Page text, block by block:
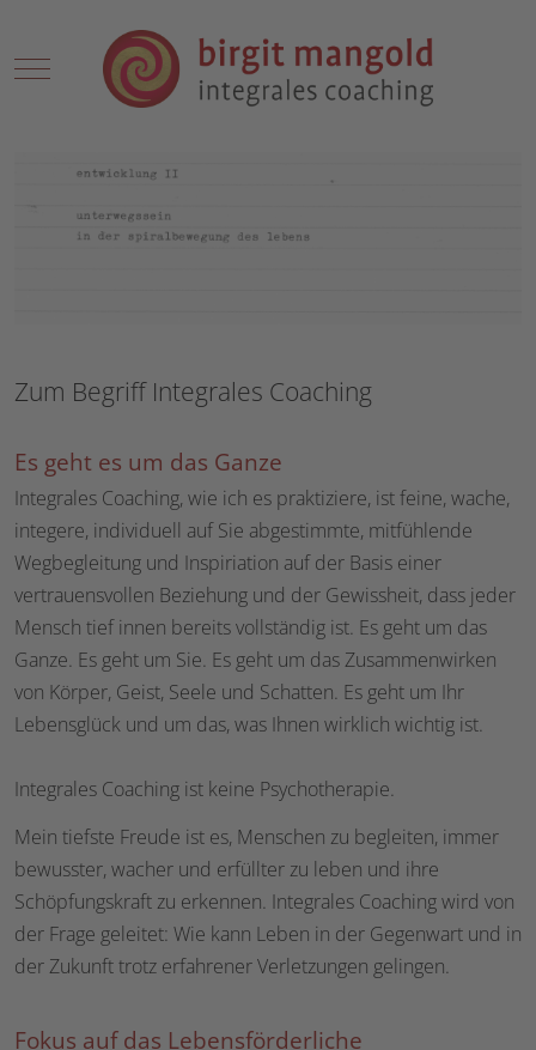
Mobile Menu Toggle
Zum Begriff Integrales Coaching
Es geht es um das Ganze
Integrales Coaching, wie ich es praktiziere, ist feine, wache,
integere, individuell auf Sie abgestimmte, mitfühlende
Wegbegleitung und Inspiriation auf der Basis einer
vertrauensvollen Beziehung und der Gewissheit, dass jeder
Mensch tief innen bereits vollständig ist. Es geht um das
Ganze. Es geht um Sie. Es geht um das Zusammenwirken
von Körper, Geist, Seele und Schatten. Es geht um Ihr
Lebensglück und um das, was Ihnen wirklich wichtig ist.
Integrales Coaching ist keine Psychotherapie.
Mein tiefste Freude ist es, Menschen zu begleiten, immer
bewusster, wacher und erfüllter zu leben und ihre
Schöpfungskraft zu erkennen. Integrales Coaching wird von
der Frage geleitet: Wie kann Leben in der Gegenwart und in
der Zukunft trotz erfahrener Verletzungen gelingen.
Fokus auf das Lebensförderliche